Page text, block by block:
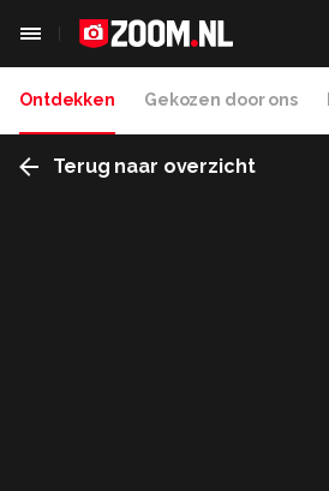
Ontdekken Gekozen door ons
Terug naar overzicht